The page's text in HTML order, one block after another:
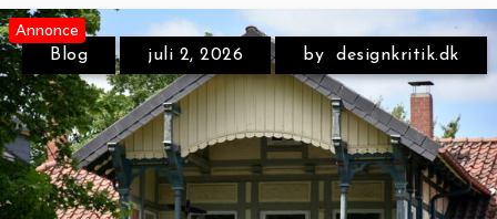
Annonce
Annonce
Blog juli 2, 2026 by designkritik.dk
Annonce